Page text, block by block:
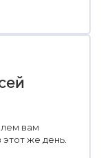
вам
же день.